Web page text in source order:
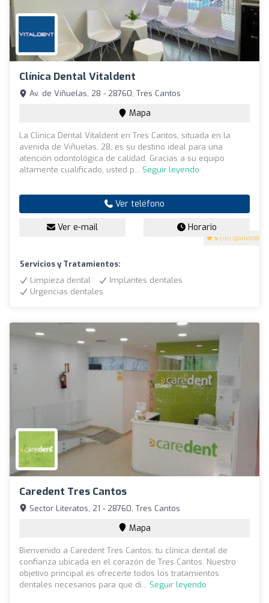
Clínica Dental Vitaldent
5 (161 opiniones)
Av. de Viñuelas, 28 - 28760, Tres Cantos
Mapa
La Clínica Dental Vitaldent en Tres Cantos, situada en la
avenida de Viñuelas, 28, es su destino ideal para una
atención odontológica de calidad. Gracias a su equipo
altamente cualificado, usted p... Seguir leyendo
Ver teléfono
Ver e-mail Horario
Servicios y Tratamientos:
Limpieza dental
Implantes dentales
Urgencias dentales
Caredent Tres Cantos
Sector Literatos, 21 - 28760, Tres Cantos
Mapa
Bienvenido a Caredent Tres Cantos, tu clínica dental de
confianza ubicada en el corazón de Tres Cantos. Nuestro
objetivo principal es ofrecerte todos los tratamientos
dentales necesarios para que di... Seguir leyendo